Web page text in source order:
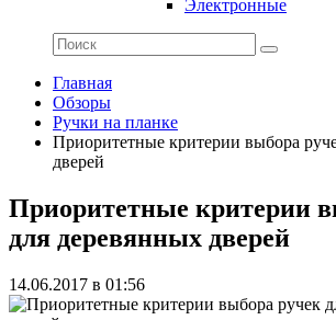
Электронные
Главная
Обзоры
Ручки на планке
Приоритетные критерии выбора
дверей
Приоритетные критерии
для деревянных дверей
14.06.2017 в 01:56